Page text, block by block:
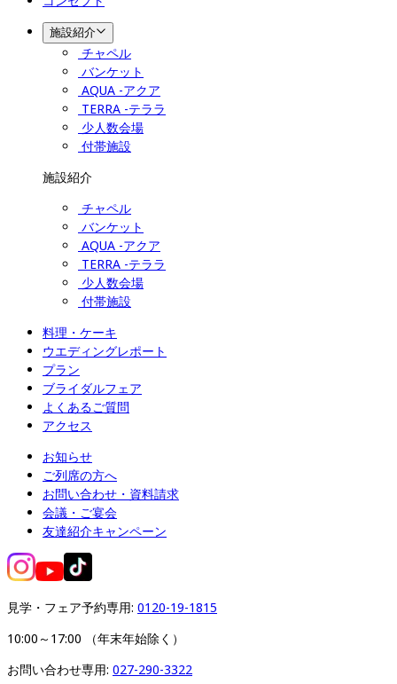
施設紹介
チャペル
バンケット
AQUA -アクア
TERRA -テララ
少人数会場
付帯施設
施設紹介
チャペル
バンケット
AQUA -アクア
TERRA -テララ
少人数会場
付帯施設
料理・ケーキ
ウエディングレポート
プラン
ブライダルフェア
よくあるご質問
アクセス
お知らせ
ご列席の方へ
お問い合わせ・資料請求
会議・ご宴会
友達紹介キャンペーン
見学・フェア予約専用: 0120-19-1815
10:00～17:00 （年末年始除く）
お問い合わせ専用: 027-290-3322